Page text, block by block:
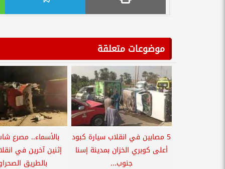
موضوعات متعلقة
5 مصابين في انقلاب سيارة كبود
أعلى كوبري الخزان بمدينة إسنا
جنوب...
بالأسماء.. مصرع
إثنين آخرين في
بالطريق